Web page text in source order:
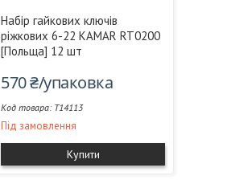
Набір гайкових ключів
ріжкових 6-22 KAMAR RT0200
[Польща] 12 шт
570 ₴/упаковка
T14113
Під замовлення
Купити